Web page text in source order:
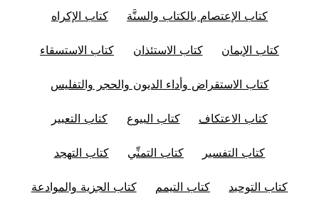
كتاب الإعتصام بالكتاب والسنَّة كتاب الإكراه
كتاب الإيمان كتاب الاستئذان كتاب الاستسقاء
كتاب الاستقراض وأداء الديون والحجر والتفليس
كتاب الاعتكاف كتاب البيوع كتاب التعبير
كتاب التفسير كتاب التمنِّي كتاب التهجد
كتاب التوحيد كتاب التيمم كتاب الجزية والموادعة